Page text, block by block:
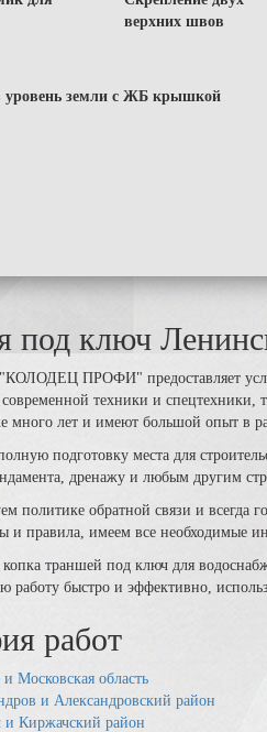
верхних швов
уровень земли с ЖБ крышкой
под ключ
ПРОФИ" предоставляет
техники и спецтехники,
много лет и имеют большой опыт в
подготовку места для
дренажу и любым другим
политике обратной связи и всегда
и правила, имеем все необходимые
траншей под ключ для
работу быстро и эффективно,
работ
Московская область
и Александровский район
и Киржачский район